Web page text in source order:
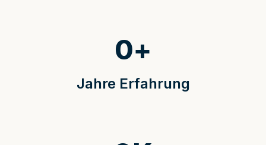
Jahre Erfahrung
0+